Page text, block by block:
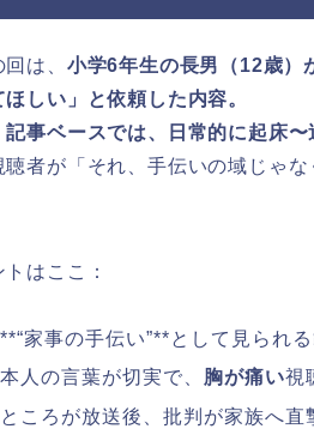
は、 小学6年生の長男（12歳）
ほしい」と依頼した内容。
記事ベースでは、日常的に起床〜
聴者が「それ、手伝いの域じゃ
はここ：
**“家事の手伝い”**として見られ
本人の言葉が切実で、 胸が痛い視
ところが放送後、批判が家族へ直